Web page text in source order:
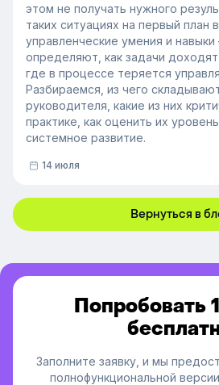
этом не получать нужного
таких ситуациях на первый план
управленческие умения и
определяют, как задачи
где в процессе теряется
Разбираемся, из чего
руководителя, какие из них
практике, как оценить их
системное развитие.
14 июля
Вернуться в
Попробовать
Заполните заявку, и мы
полнофункциональной